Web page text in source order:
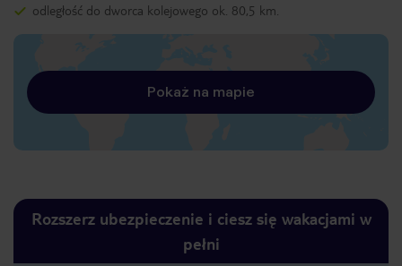
odległość do dworca kolejowego ok. 80,5 km.
Pokaż na mapie
Rozszerz ubezpieczenie i ciesz się wakacjami w
pełni